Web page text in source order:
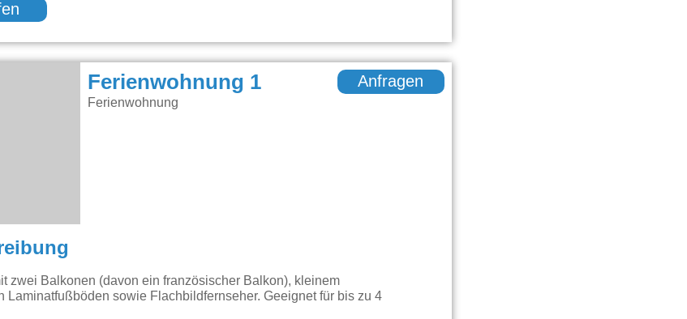
Ferienwohnung 1
Ferienwohnung
Anfragen
zwei Balkonen (davon ein französischer Balkon), kleinem
Laminatfußböden sowie Flachbildfernseher. Geeignet für bis zu 4